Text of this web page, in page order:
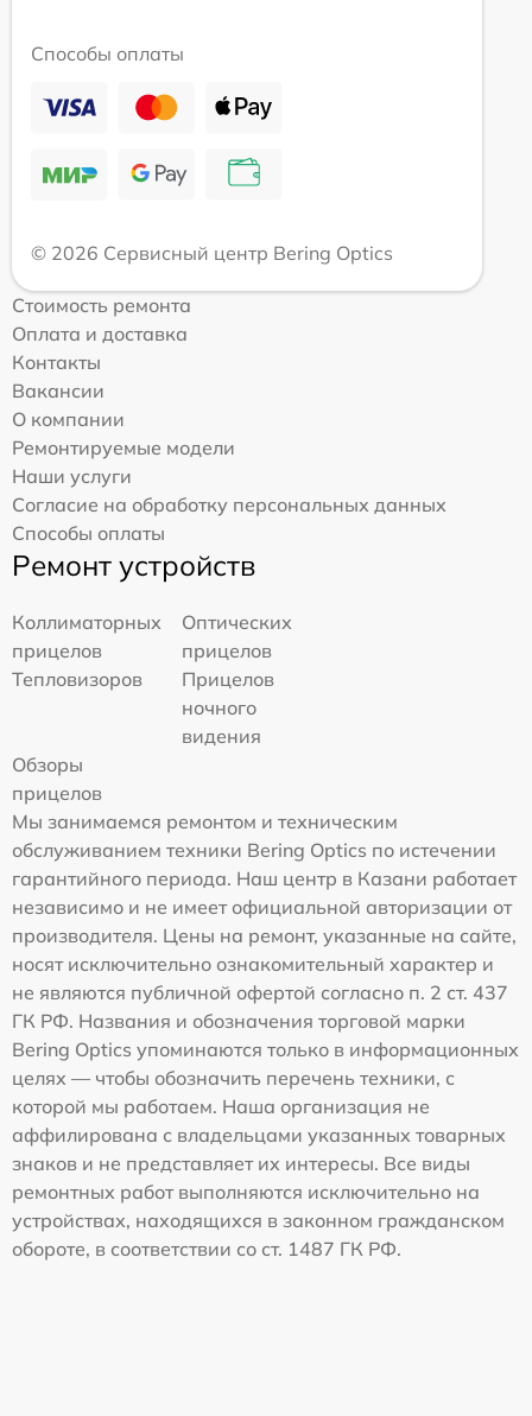
Способы оплаты
© 2026 Сервисный центр Bering Optics
Стоимость ремонта
Оплата и доставка
Контакты
Вакансии
О компании
Ремонтируемые модели
Наши услуги
Согласие на обработку персональных данных
Способы оплаты
Ремонт устройств
Коллиматорных
прицелов
Оптических
прицелов
Тепловизоров
Прицелов
ночного
видения
Обзоры
прицелов
Мы занимаемся ремонтом и техническим
обслуживанием техники Bering Optics по истечении
гарантийного периода. Наш центр в Казани работает
независимо и не имеет официальной авторизации от
производителя. Цены на ремонт, указанные на сайте,
носят исключительно ознакомительный характер и
не являются публичной офертой согласно п. 2 ст. 437
ГК РФ. Названия и обозначения торговой марки
Bering Optics упоминаются только в информационных
целях — чтобы обозначить перечень техники, с
которой мы работаем. Наша организация не
аффилирована с владельцами указанных товарных
знаков и не представляет их интересы. Все виды
ремонтных работ выполняются исключительно на
устройствах, находящихся в законном гражданском
обороте, в соответствии со ст. 1487 ГК РФ.